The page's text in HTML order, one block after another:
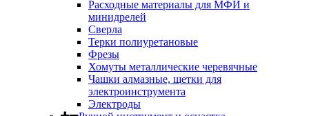
Расходные материалы для МФИ и
минидрелей
Сверла
Терки полиуретановые
Фрезы
Хомуты металлические черевячные
Чашки алмазные, щетки для
электроинструмента
Электроды